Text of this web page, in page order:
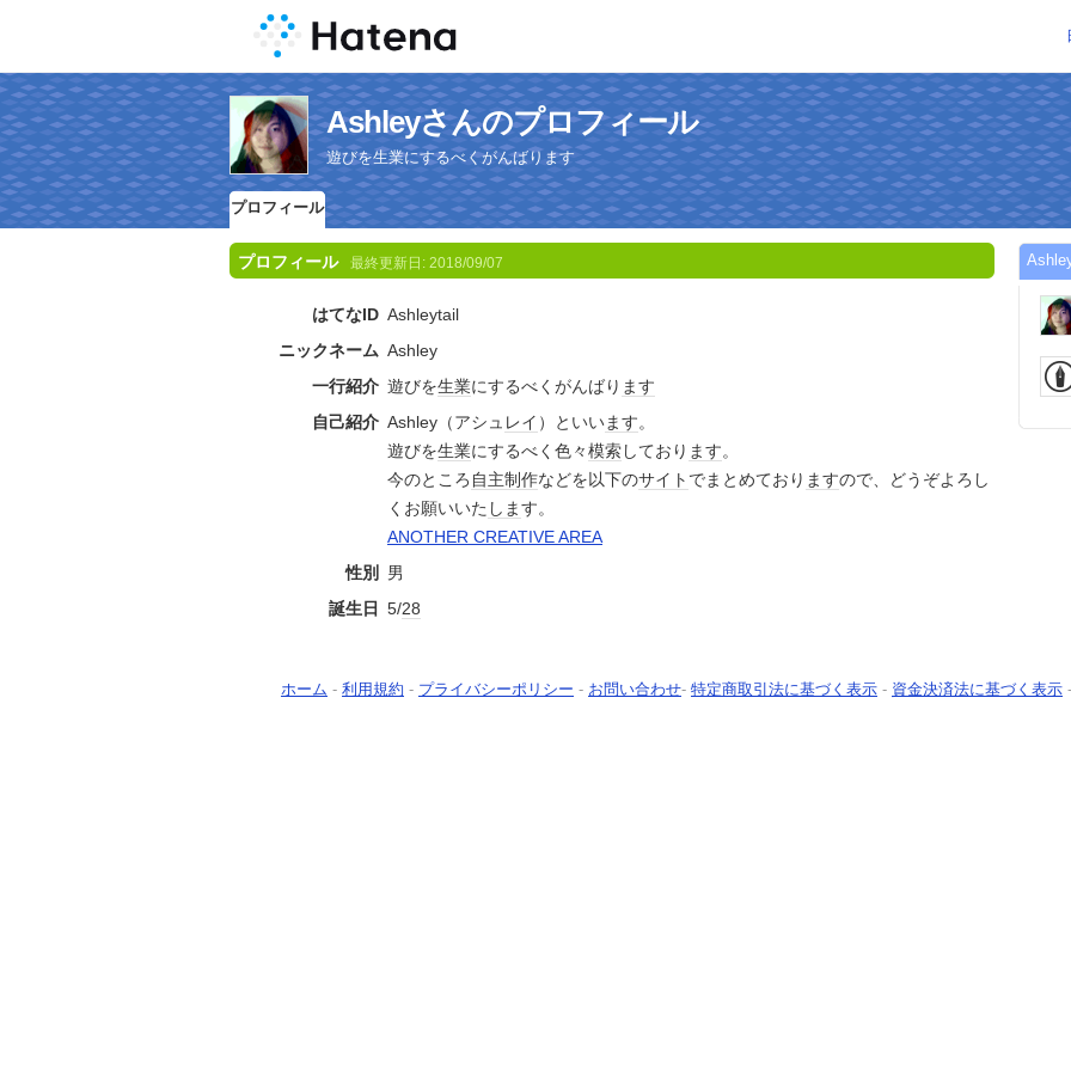
Ashleyさんのプロフィール
遊びを生業にするべくがんばります
プロフィール
プロフィール 最終更新日: 2018/09/07
はてなID Ashleytail
ニックネーム Ashley
一行紹介 遊びを生業にするべくがんばり ます
自己紹介 Ashley（アシュ レイ ）といいます。
遊びを生業にするべく色々模索しており ます。
今のところ 自主制作などを以下のサイト でまとめており ますので、どうぞよろし
くお願いいた します。
ANOTHER CREATIVE AREA
性別
男
誕生日
5/28
ホーム - 利用規約 - プライバシーポリシー - お問い合わせ- 特定商取引法に基づく表示 - 資金決済法に基づく表示 -